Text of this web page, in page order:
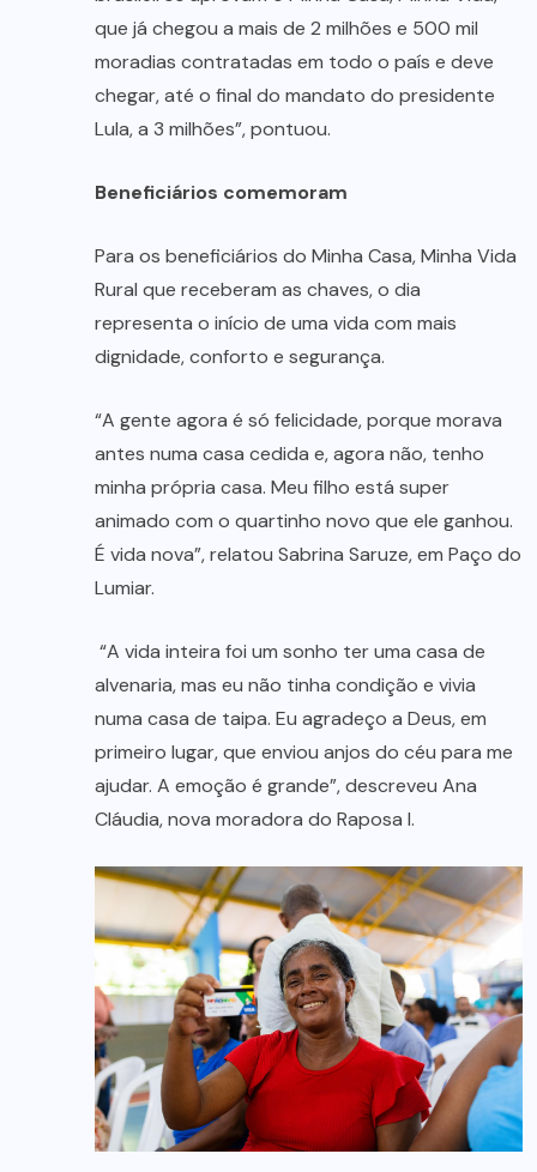
que já chegou a mais de 2 milhões e 500 mil
moradias contratadas em todo o país e deve
chegar, até o final do mandato do presidente
Lula, a 3 milhões”, pontuou.
Beneficiários comemoram
Para os beneficiários do Minha Casa, Minha Vida
Rural que receberam as chaves, o dia
representa o início de uma vida com mais
dignidade, conforto e segurança.
“A gente agora é só felicidade, porque morava
antes numa casa cedida e, agora não, tenho
minha própria casa. Meu filho está super
animado com o quartinho novo que ele ganhou.
É vida nova”, relatou Sabrina Saruze, em Paço do
Lumiar.
“A vida inteira foi um sonho ter uma casa de
alvenaria, mas eu não tinha condição e vivia
numa casa de taipa. Eu agradeço a Deus, em
primeiro lugar, que enviou anjos do céu para me
ajudar. A emoção é grande”, descreveu Ana
Cláudia, nova moradora do Raposa I.